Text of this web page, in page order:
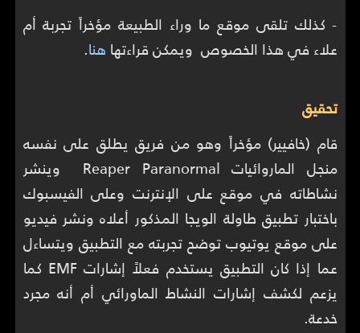
- كذلك تلقى موقع ما وراء الطبيعة مؤخراً تجربة أم
علاء في هذا الخصوص ويمكن قراءتها هنا.
تحقيق
قام (خافيير) مؤخراً وهو من فريق يطلق على نفسه
منجل الماروائيات Reaper Paranormal وينشر
نشاطاته في موقع على الإنترنت وعلى الفيسبوك
باختبار تطبيق طاولة الويجا المذكور أعلاه ونشر فيديو
على موقع يوتيوب توضح تجربته مع التطبيق ويتساءل
عما إذا كان التطبيق يستخدم فعلاً إشارات EMF كما
يزعم لكشف إشارات النشاط الماورائي أم أنه مجرد
خدعة.